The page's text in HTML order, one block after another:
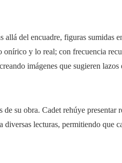
del encuadre, figuras sumidas
onírico y lo real; con frecuencia
imágenes que sugieren lazos
su obra. Cadet rehúye presentar
diversas lecturas, permitiendo que